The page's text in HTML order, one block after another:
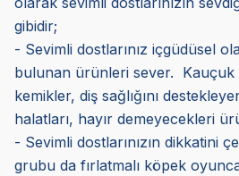
gibidir;
- Sevimli dostlarınız içgüdüsel
bulunan ürünleri sever. Kauçuk
kemikler, diş sağlığını
halatları, hayır demeyecekleri
- Sevimli dostlarınızın dikkatini
grubu da fırlatmalı köpek